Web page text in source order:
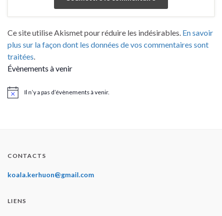
Ce site utilise Akismet pour réduire les indésirables. En savoir
plus sur la façon dont les données de vos commentaires sont
traitées
Évènements à venir
NoticeIl n’y a pas d’évènements à venir.
CONTACTS
koala.kerhuon@gmail.com
LIENS